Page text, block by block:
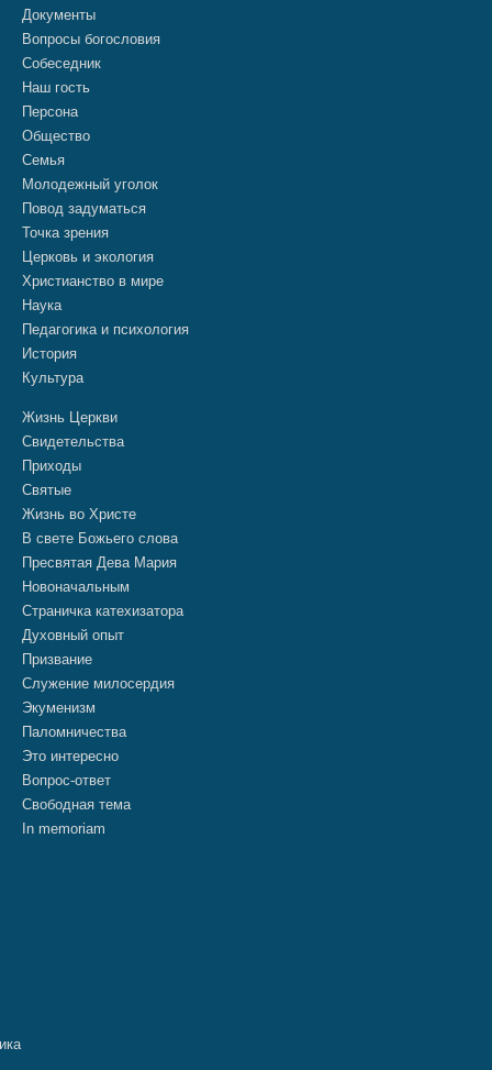
Документы
Вопросы богословия
Собеседник
Наш гость
Персона
Общество
Семья
Молодежный уголок
Повод задуматься
Точка зрения
Церковь и экология
Христианство в мире
Наука
Педагогика и психология
История
Культура
Жизнь Церкви
Свидетельства
Приходы
Святые
Жизнь во Христе
В свете Божьего слова
Пресвятая Дева Мария
Новоначальным
Страничка катехизатора
Духовный опыт
Призвание
Служение милосердия
Экуменизм
Паломничества
Это интересно
Вопрос-ответ
Свободная тема
In memoriam